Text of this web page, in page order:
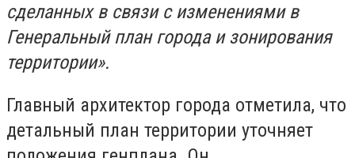
сделанных в связи с изменениями в
Генеральный план города и зонирования
территории».
Главный архитектор города отметила, что
детальный план территории уточняет